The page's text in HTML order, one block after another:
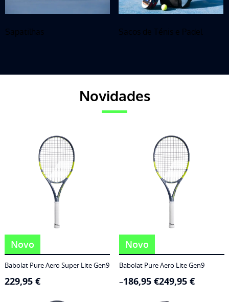
Sapatilhas Sacos de Ténis e Padel
Novidades
Novo
Babolat Pure Aero Super Lite Gen9
229,95 €
Novo
Babolat Pure Aero Lite Gen9
186,95 €
– 249,95 €
Price
range: